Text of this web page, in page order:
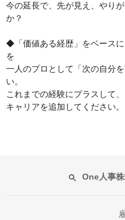
今の延長で、先が見え、やり
か？
◆「価値ある経歴」をベース
を
一人のプロとして「次の自分
い。
これまでの経験にプラスして
キャリアを追加してください。
One人事